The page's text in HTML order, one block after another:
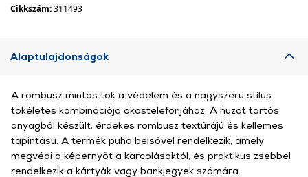
Cikkszám:311493
Alaptulajdonságok
A rombusz mintás tok a védelem és a nagyszerű stílus
tökéletes kombinációja okostelefonjához. A huzat tartós
anyagból készült, érdekes rombusz textúrájú és kellemes
tapintású. A termék puha belsővel rendelkezik, amely
megvédi a képernyőt a karcolásoktól, és praktikus zsebbel
rendelkezik a kártyák vagy bankjegyek számára.